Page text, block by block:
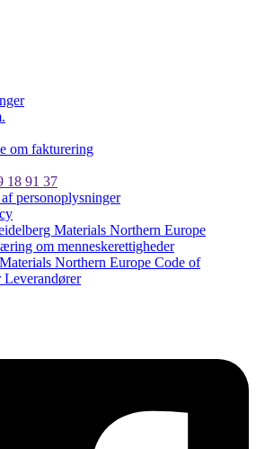
om fakturering
18 91 37
personoplysninger
Materials Northern Europe
om menneskerettigheder
Northern Europe Code of